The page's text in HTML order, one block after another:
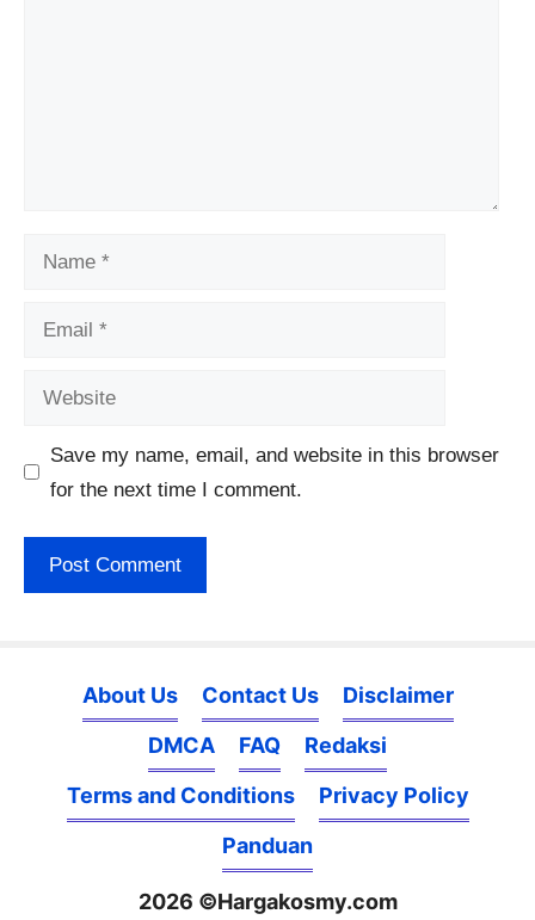
Name
Email
Website
Save my name, email, and website in this browser
for the next time I comment.
About Us Contact Us
Disclaimer
DMCA
FAQ
Redaksi
Terms and Conditions
Privacy Policy
Panduan
2026 ©Hargakosmy.com